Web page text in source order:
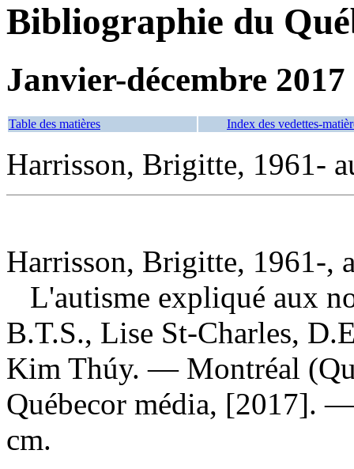
Bibliographie du
Janvier-décembre 2017
Table des matières Index des vedettes-
Harrisson, Brigitte, 1961-
Harrisson, Brigitte, 1961-,
L'autisme expliqué aux
B.T.S., Lise St-Charles,
Kim Thúy. — Montréal
Québecor média, [2017].
cm.